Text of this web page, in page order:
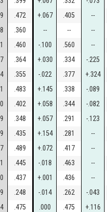
.472 +.067 .405 --
.360 -- -- --
.460 -.100 .560 --
.364 +.030 .334 -.225
.355 -.022 .377 +.324
.483 +.145 .338 -.089
.402 +.058 .344 -.082
.348 +.057 .291 -.123
.435 +.154 .281 --
.489 +.072 .417 --
.445 -.018 .463 --
.437 +.001 .436 --
.248 -.014 .262 -.043
.475 .000 .475 +.116